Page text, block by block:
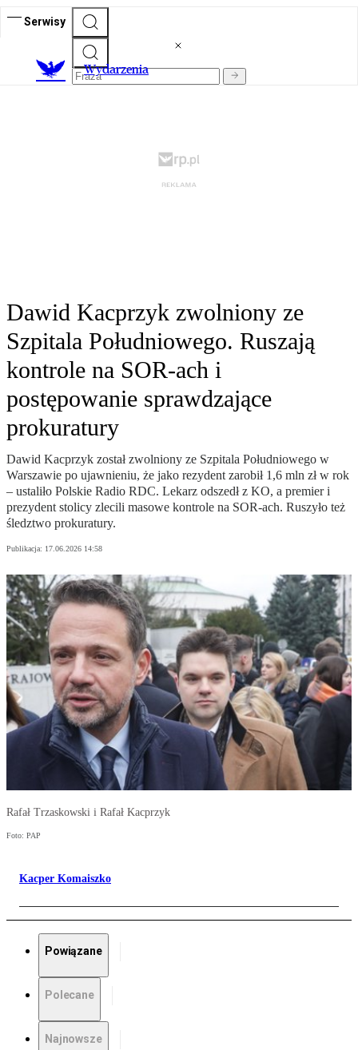
Serwisy
Wydarzenia
Dawid Kacprzyk zwolniony ze
Szpitala Południowego. Ruszają
kontrole na SOR-ach i
postępowanie sprawdzające
prokuratury
Dawid Kacprzyk został zwolniony ze Szpitala Południowego w
Warszawie po ujawnieniu, że jako rezydent zarobił 1,6 mln zł w rok
– ustaliło Polskie Radio RDC. Lekarz odszedł z KO, a premier i
prezydent stolicy zlecili masowe kontrole na SOR-ach. Ruszyło też
śledztwo prokuratury.
Publikacja: 17.06.2026 14:58
Rafał Trzaskowski i Rafał Kacprzyk
Foto: PAP
Kacper Komaiszko
Powiązane
Polecane
Najnowsze